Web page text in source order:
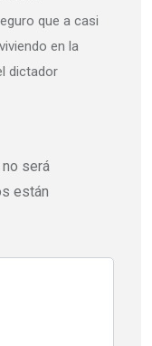
que a casi
en la
dictador
será
están